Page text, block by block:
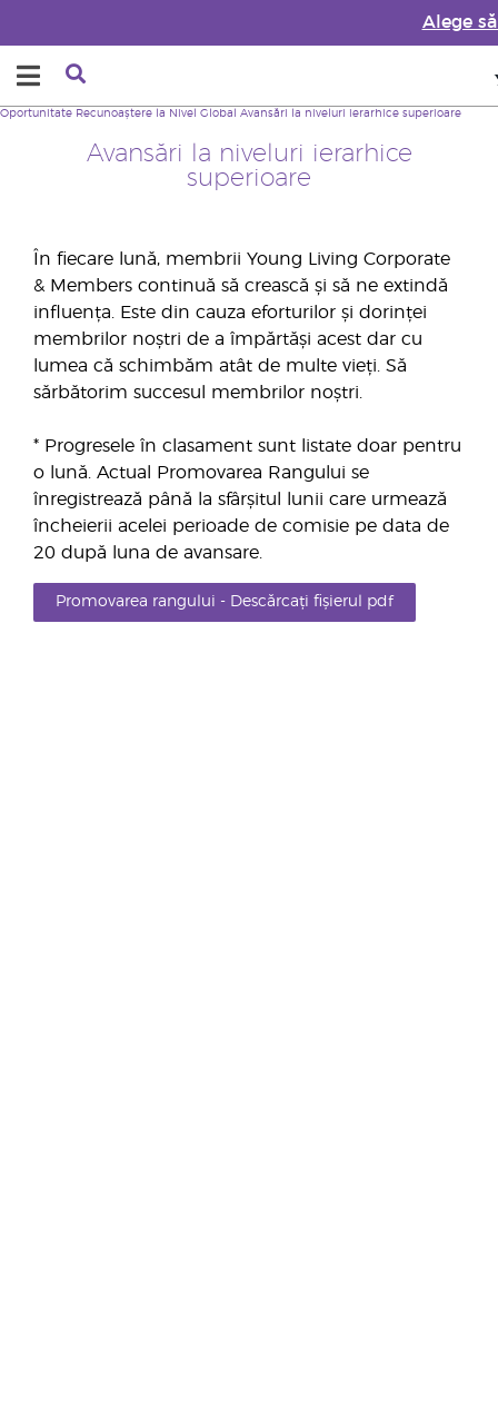
Alege
Avansări la niveluri ierarhice
superioare
Oportunitate Recunoaștere la Nivel Global Avansări la niveluri ierarhice superioare
În fiecare lună, membrii Young Living Corporate
& Members continuă să crească și să ne extindă
influența. Este din cauza eforturilor și dorinței
membrilor noștri de a împărtăși acest dar cu
lumea că schimbăm atât de multe vieți. Să
sărbătorim succesul membrilor noștri.
* Progresele în clasament sunt listate doar pentru
o lună. Actual Promovarea Rangului se
înregistrează până la sfârșitul lunii care urmează
încheierii acelei perioade de comisie pe data de
20 după luna de avansare.
Promovarea rangului - Descărcați fișierul pdf